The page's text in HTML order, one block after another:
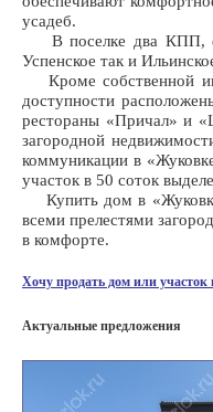
усадеб.
В поселке два КПП,
Успенское так и
Кроме собственной
доступности
рестораны «Причал» и
загородной
коммуникации в
участок в 50 соток
Купить дом в «Жуковке
всеми прелестями
в комфорте.
Хочу продать дом или участок
Актуальные предложения